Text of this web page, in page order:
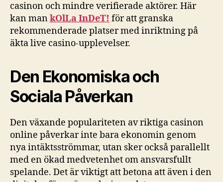
casinon och mindre verifierade aktörer. Här
kan mankOlLa InDeT! för att granska
rekommenderade platser med inriktning på
äkta live casino-upplevelser.
Den Ekonomiska och
Sociala Påverkan
Den växande populariteten av riktiga casinon
online påverkar inte bara ekonomin genom
nya intäktsströmmar, utan sker också parallellt
med en ökad medvetenhet om ansvarsfullt
spelande. Det är viktigt att betona att även i den